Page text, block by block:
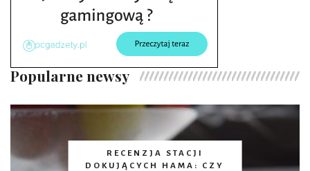
Popularne newsy
RECENZJA STACJI
DOKUJĄCYCH HAMA: CZY